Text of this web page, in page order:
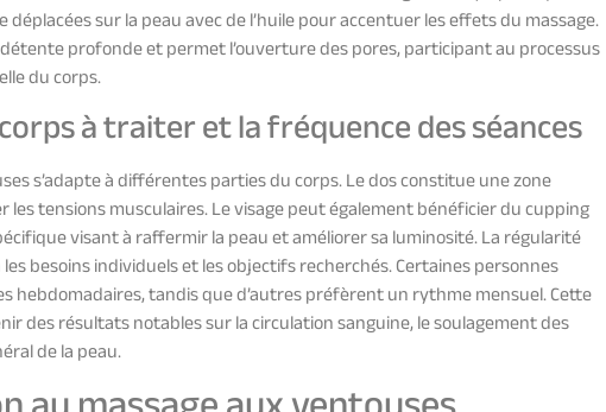
sur la peau avec de l’huile pour accentuer les effets du massage.
profonde et permet l’ouverture des pores, participant au processus
du corps.
à traiter et la fréquence des séances
s’adapte à différentes parties du corps. Le dos constitue une zone
les tensions musculaires. Le visage peut également bénéficier du cupping
visant à raffermir la peau et améliorer sa luminosité. La régularité
besoins individuels et les objectifs recherchés. Certaines personnes
hebdomadaires, tandis que d’autres préfèrent un rythme mensuel. Cette
des résultats notables sur la circulation sanguine, le soulagement des
de la peau.